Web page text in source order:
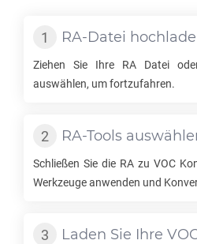
RA-Datei
Ziehen Sie Ihre RA Datei
auswählen, um fortzufahren.
RA-Tools
Schließen Sie die RA zu VOC
Werkzeuge anwenden und
Laden Sie Ihre